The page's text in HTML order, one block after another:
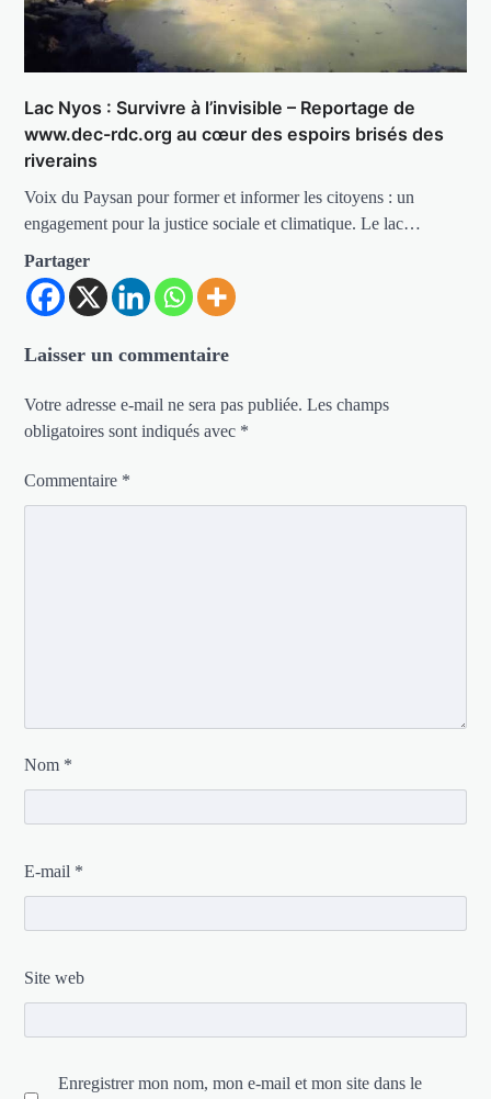
Lac Nyos : Survivre à l’invisible – Reportage de
www.dec-rdc.org au cœur des espoirs brisés des
riverains
Voix du Paysan pour former et informer les citoyens : un
engagement pour la justice sociale et climatique. Le lac…
Partager
Laisser un commentaire
Votre adresse e-mail ne sera pas publiée. Les champs
obligatoires sont indiqués avec *
Commentaire *
Nom *
E-mail *
Site web
Enregistrer mon nom, mon e-mail et mon site dans le